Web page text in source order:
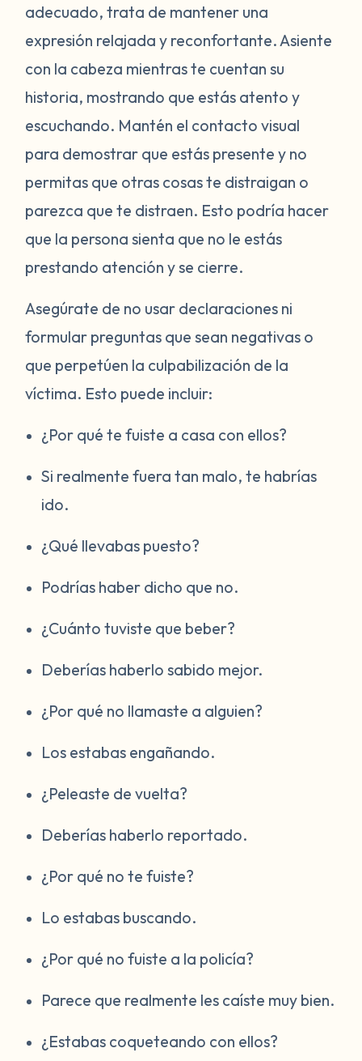
adecuado, trata de mantener una
expresión relajada y reconfortante. Asiente
con la cabeza mientras te cuentan su
historia, mostrando que estás atento y
escuchando. Mantén el contacto visual
para demostrar que estás presente y no
permitas que otras cosas te distraigan o
parezca que te distraen. Esto podría hacer
que la persona sienta que no le estás
prestando atención y se cierre.
Asegúrate de no usar declaraciones ni
formular preguntas que sean negativas o
que perpetúen la culpabilización de la
víctima. Esto puede incluir:
¿Por qué te fuiste a casa con ellos?
Si realmente fuera tan malo, te habrías
ido.
¿Qué llevabas puesto?
Podrías haber dicho que no.
¿Cuánto tuviste que beber?
Deberías haberlo sabido mejor.
¿Por qué no llamaste a alguien?
Los estabas engañando.
¿Peleaste de vuelta?
Deberías haberlo reportado.
¿Por qué no te fuiste?
Lo estabas buscando.
¿Por qué no fuiste a la policía?
Parece que realmente les caíste muy bien.
¿Estabas coqueteando con ellos?